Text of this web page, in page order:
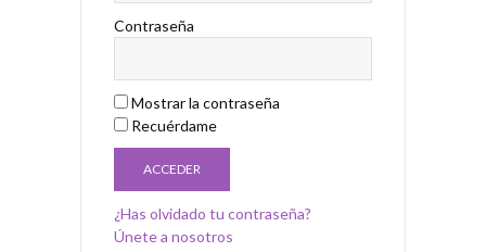
Contraseña
Mostrar la contraseña
Recuérdame
¿Has olvidado tu contraseña?
Únete a nosotros